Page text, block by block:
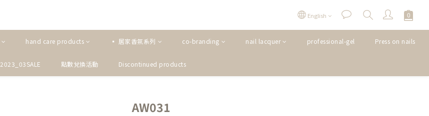
English
hand care products ▪ 居家香氛系列 co-branding nail lacquer professional-gel Press on nails
2023_03SALE 點數兌換活動 Discontinued products
AW031